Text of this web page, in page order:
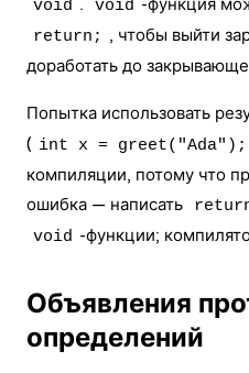
void . void -функция
return; , чтобы выйти
доработать до
Попытка использовать
( int x = greet("Ada");
компиляции, потому что
ошибка — написать
void -функции;
Объявления
определений